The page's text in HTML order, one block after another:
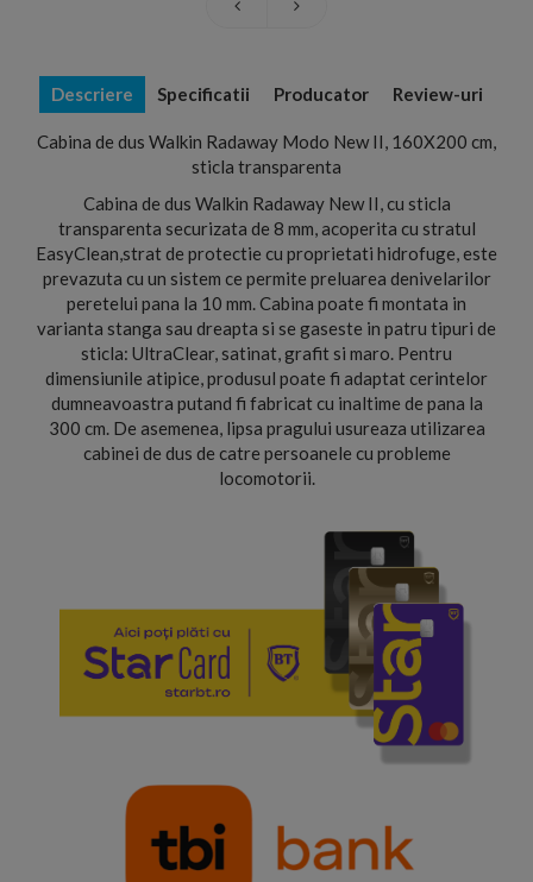
Descriere Specificatii Producator Review-uri
Cabina de dus Walkin Radaway Modo New II, 160X200 cm,
sticla transparenta
Cabina de dus Walkin Radaway New II, cu sticla
transparenta securizata de 8 mm, acoperita cu stratul
EasyClean,strat de protectie cu proprietati hidrofuge, este
prevazuta cu un sistem ce permite preluarea denivelarilor
peretelui pana la 10 mm. Cabina poate fi montata in
varianta stanga sau dreapta si se gaseste in patru tipuri de
sticla: UltraClear, satinat, grafit si maro. Pentru
dimensiunile atipice, produsul poate fi adaptat cerintelor
dumneavoastra putand fi fabricat cu inaltime de pana la
300 cm. De asemenea, lipsa pragului usureaza utilizarea
cabinei de dus de catre persoanele cu probleme
locomotorii.